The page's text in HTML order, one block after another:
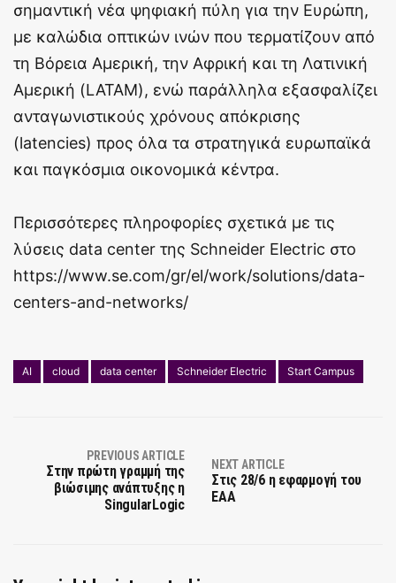
σημαντική νέα ψηφιακή πύλη για την Ευρώπη,
με καλώδια οπτικών ινών που τερματίζουν από
τη Βόρεια Αμερική, την Αφρική και τη Λατινική
Αμερική (LATAM), ενώ παράλληλα εξασφαλίζει
ανταγωνιστικούς χρόνους απόκρισης
(latencies) προς όλα τα στρατηγικά ευρωπαϊκά
και παγκόσμια οικονομικά κέντρα.
Περισσότερες πληροφορίες σχετικά με τις
λύσεις data center της Schneider Electric στο
https://www.se.com/gr/el/work/solutions/data-
centers-and-networks/
AI cloud data center Schneider Electric Start Campus
PREVIOUS ARTICLE
Στην πρώτη γραμμή της
βιώσιμης ανάπτυξης η
SingularLogic
NEXT ARTICLE
Στις 28/6 η εφαρμογή του
EAA